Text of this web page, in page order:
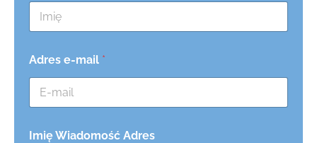
Adres e-mail *
Imię Wiadomość Adres